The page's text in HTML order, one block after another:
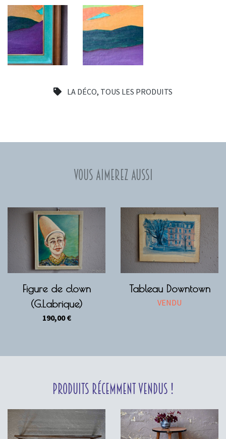
LA DÉCO, TOUS LES PRODUITS
Vous aimerez aussi
Figure de clown
(G.Labrique)
190,00€
Tableau Downtown
VENDU
Produits récemment vendus !